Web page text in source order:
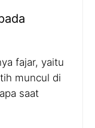
fajar, yaitu
muncul di
saat